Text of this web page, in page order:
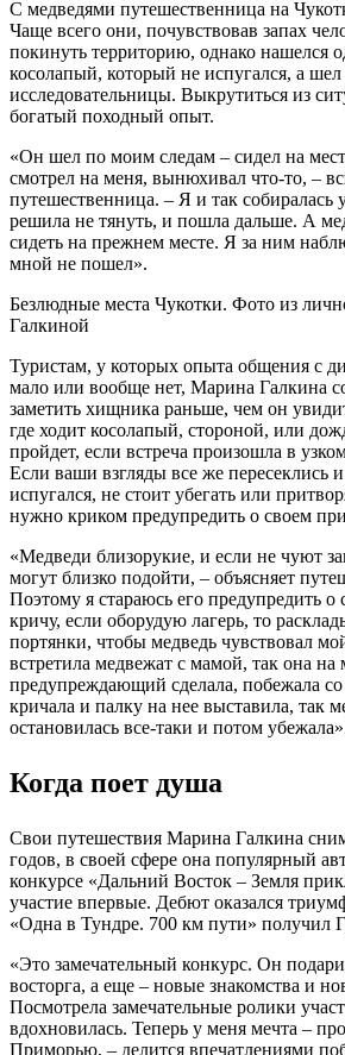
С медведями путешественница на
Чаще всего они, почувствовав запах
покинуть территорию, однако нашелся
косолапый, который не испугался, а
исследовательницы. Выкрутиться из
богатый походный опыт.
«Он шел по моим следам – сидел на
смотрел на меня, вынюхивал что-то, –
путешественница. – Я и так собиралась
решила не тянуть, и пошла дальше. А
сидеть на прежнем месте. Я за ним
мной не пошел».
Безлюдные места Чукотки. Фото из
Галкиной
Туристам, у которых опыта общения с
мало или вообще нет, Марина Галкина
заметить хищника раньше, чем он
где ходит косолапый, стороной, или
пройдет, если встреча произошла в
Если ваши взгляды все же пересеклись
испугался, не стоит убегать или
нужно криком предупредить о своем
«Медведи близорукие, и если не чуют
могут близко подойти, – объясняет
Поэтому я стараюсь его предупредить
кричу, если оборудую лагерь, то
портянки, чтобы медведь чувствовал
встретила медвежат с мамой, так она на
предупреждающий сделала, побежала со
кричала и палку на нее выставила, так
остановилась все-таки и потом
Когда поет душа
Свои путешествия Марина Галкина
годов, в своей сфере она популярный
конкурсе «Дальний Восток – Земля
участие впервые. Дебют оказался
«Одна в Тундре. 700 км пути» получил
«Это замечательный конкурс. Он
восторга, а еще – новые знакомства и
Посмотрела замечательные ролики
вдохновилась. Теперь у меня мечта –
Приморью, – делится впечатлениями